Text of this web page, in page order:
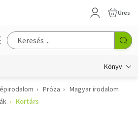
Üres
Könyv
Próza
Magyar irodalom
Kortárs